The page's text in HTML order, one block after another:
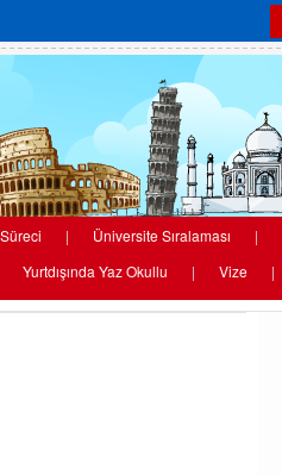
| Üniversite Sıralaması |
Yurtdışında Yaz Okullu | Vize |